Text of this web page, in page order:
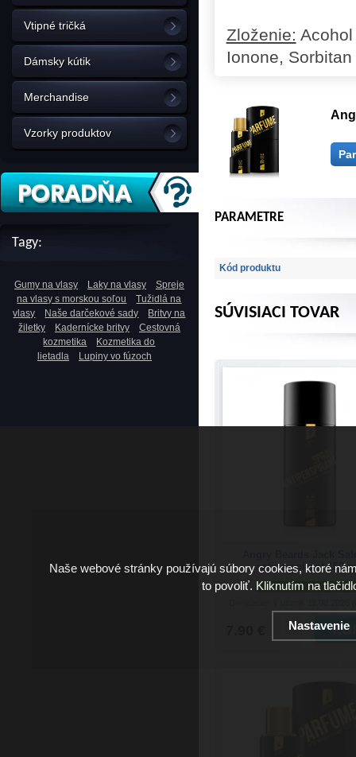
Vtipné tričká
Dámsky kútik
Merchandise
Vzorky produktov
Tagy:
Gumy na vlasy Laky na vlasy
Spreje
na vlasy s morskou soľou
Tužidlá na
vlasy
Naše darčekové sady
Britvy na
žiletky
Kadernícke britvy
Cestovná
kozmetika
Kozmetika do
lietadla
Lupiny vo fúzoch
Zloženie:
Ionone,
PARAMETRE
Kód produktu
SÚVISIACI TOVAR
antiperspirant 150
skladom viac než 5 ks
Naše webové stránky používajú súbory cookies, ktoré
to povoliť. Kliknutím na
Nastavenie